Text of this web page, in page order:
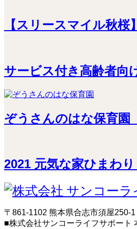
【スリースマイル秋
サービス付き高齢者向
ぞうさんのはな保育
2021 元気な家ひまわ
〒861-1102 熊本県合志市須屋250-1
■株式会社サンコーライフサポート